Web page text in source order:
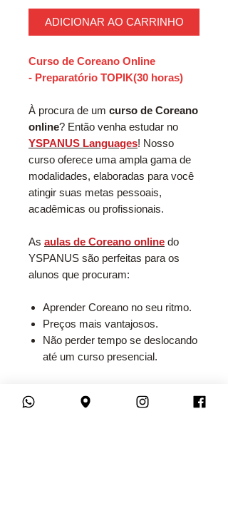
ADICIONAR AO CARRINHO
Curso de Coreano Online
- Preparatório TOPIK(30 horas)
À procura de um curso de Coreano
online? Então venha estudar no
YSPANUS Languages! Nosso
curso oferece uma ampla gama de
modalidades, elaboradas para você
atingir suas metas pessoais,
acadêmicas ou profissionais.
As aulas de Coreano online do
YSPANUS são perfeitas para os
alunos que procuram:
Aprender Coreano no seu ritmo.
Preços mais vantajosos.
Não perder tempo se deslocando
até um curso presencial.
aulas são feitas por meio de